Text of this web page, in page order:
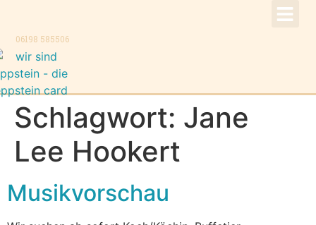
06198 585506
Schlagwort: Jane
Lee Hookert
Musikvorschau